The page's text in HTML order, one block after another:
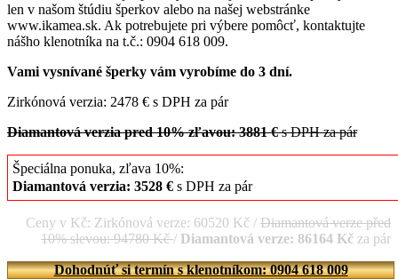
len v našom štúdiu šperkov alebo na našej webstránke
www.ikamea.sk. Ak potrebujete pri výbere pomôcť, kontaktujte
nášho klenotníka na t.č.: 0904 618 009.
Vami vysnívané šperky vám vyrobíme do 3 dní.
Zirkónová verzia: 2478 € s DPH za pár
Diamantová verzia pred 10% zľavou: 3881 €s DPH za pár
Špeciálna ponuka, zľava 10%:
Diamantová verzia: 3528 € s DPH za pár
Ceny v Kč: Zirkónová verze: 60520 Kč / Diamantová verze před
10% slevou: 94780 Kč/ Diamantová verze: 86164 Kč za pár
Dohodnúť si termín s klenotníkom: 0904 618 009